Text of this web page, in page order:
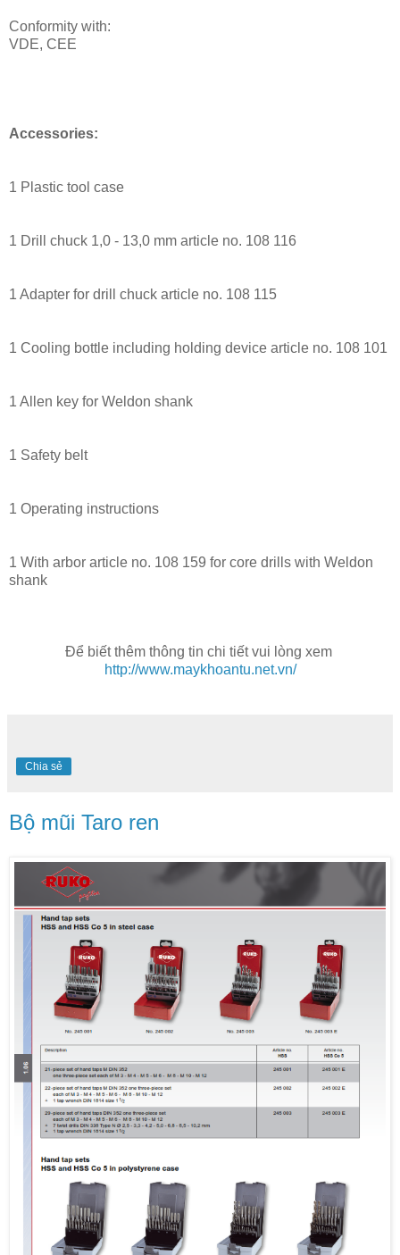
Conformity with:
VDE, CEE
Accessories:
1 Plastic tool case
1 Drill chuck 1,0 - 13,0 mm article no. 108 116
1 Adapter for drill chuck article no. 108 115
1 Cooling bottle including holding device article no. 108 101
1 Allen key for Weldon shank
1 Safety belt
1 Operating instructions
1 With arbor article no. 108 159 for core drills with Weldon
shank
Để biết thêm thông tin chi tiết vui lòng xem
http://www.maykhoantu.net.vn/
Chia sẻ
Bộ mũi Taro ren